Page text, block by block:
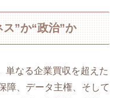
ス”か“政治”か
単なる企業買収を超えた
障、データ主権、そして